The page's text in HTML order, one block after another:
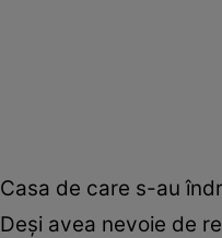
Casa de care s-au
Deși avea nevoie de